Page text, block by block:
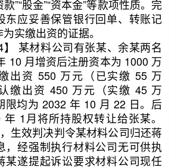
款”“股金”“资本金”等款项性质。完
东应妥善保管银行回单、转账记
实缴出资的证据。
某材料公司有张某、余某两名
10 月增资后注册资本为 1000 万
出资 550 万元（已实缴 55 万
缴出资 450 万元（实缴 45 万
限均为 2032 年 10 月 22 日。后
1月将所持股权转让给张某。
生效判决判令某材料公司归还蒋
，经强制执行材料公司无可供执
某遂提起诉讼要求材料公司现任